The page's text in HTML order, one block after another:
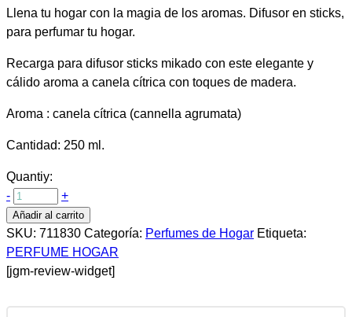
Llena tu hogar con la magia de los aromas. Difusor en sticks,
para perfumar tu hogar.
Recarga para difusor sticks mikado con este elegante y
cálido aroma a canela cítrica con toques de madera.
Aroma : canela cítrica (cannella agrumata)
Cantidad: 250 ml.
Quantiy:
-
+
Añadir al carrito
SKU: 711830 Categoría: Perfumes de Hogar Etiqueta:
PERFUME HOGAR
[jgm-review-widget]